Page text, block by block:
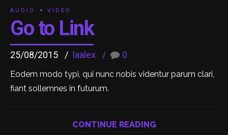
AUDIO VIDEO
Go to Link
25/08/2015 laalex 0
Eodem modo typi, qui nunc nobis videntur parum clari,
fiant sollemnes in futurum.
CONTINUE READING